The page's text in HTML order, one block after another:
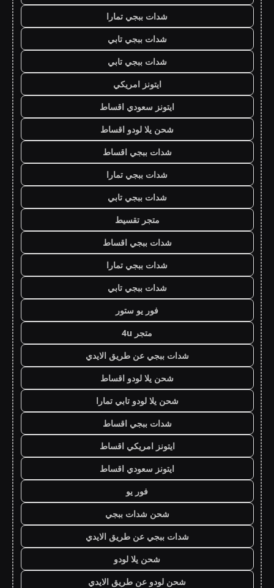
شدات ببجي تمارا
شدات ببجي تابي
شدات ببجي تابي
ايتونز امريكي
ايتونز سعودي اقساط
شحن يلا لودو اقساط
شدات ببجي اقساط
شدات ببجي تمارا
شدات ببجي تابي
متجر تقسيط
شدات ببجي اقساط
شدات ببجي تمارا
شدات ببجي تابي
فور يو ستور
متجر 4u
شدات ببجي عن طريق الايدي
شحن يلا لودو اقساط
شحن يلا لودو تابي تمارا
شدات ببجي اقساط
ايتونز امريكي اقساط
ايتونز سعودي اقساط
فور يو
شحن شدات ببجي
شدات ببجي عن طريق الايدي
شحن يلا لودو
شحن لودو عن طريق الايدي